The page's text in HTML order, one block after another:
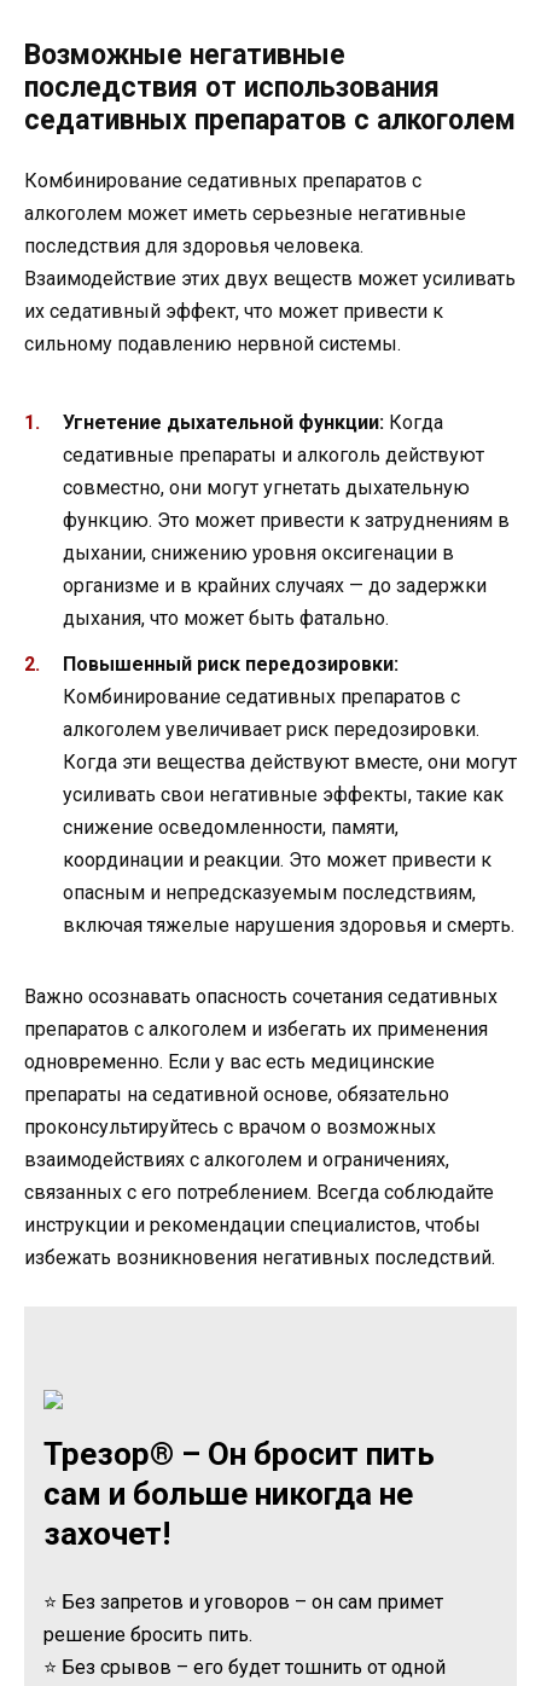
Возможные негативные
последствия от использования
седативных препаратов с алкоголем
Комбинирование седативных препаратов с
алкоголем может иметь серьезные негативные
последствия для здоровья человека.
Взаимодействие этих двух веществ может усиливать
их седативный эффект, что может привести к
сильному подавлению нервной системы.
Угнетение дыхательной функции: Когда
седативные препараты и алкоголь действуют
совместно, они могут угнетать дыхательную
функцию. Это может привести к затруднениям в
дыхании, снижению уровня оксигенации в
организме и в крайних случаях — до задержки
дыхания, что может быть фатально.
Повышенный риск передозировки:
Комбинирование седативных препаратов с
алкоголем увеличивает риск передозировки.
Когда эти вещества действуют вместе, они могут
усиливать свои негативные эффекты, такие как
снижение осведомленности, памяти,
координации и реакции. Это может привести к
опасным и непредсказуемым последствиям,
включая тяжелые нарушения здоровья и смерть.
Важно осознавать опасность сочетания седативных
препаратов с алкоголем и избегать их применения
одновременно. Если у вас есть медицинские
препараты на седативной основе, обязательно
проконсультируйтесь с врачом о возможных
взаимодействиях с алкоголем и ограничениях,
связанных с его потреблением. Всегда соблюдайте
инструкции и рекомендации специалистов, чтобы
избежать возникновения негативных последствий.
Трезор® – Он бросит пить
сам и больше никогда не
захочет!
⭐ Без запретов и уговоров – он сам примет
решение бросить пить.
⭐ Без срывов – его будет тошнить от одной